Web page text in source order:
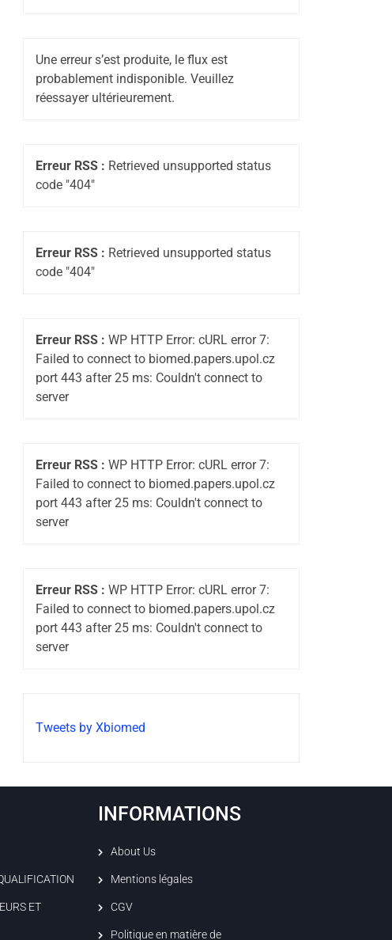
Une erreur s’est produite, le flux est
probablement indisponible. Veuillez
réessayer ultérieurement.
Erreur RSS : Retrieved unsupported status
code "404"
Erreur RSS : Retrieved unsupported status
code "404"
Erreur RSS : WP HTTP Error: cURL error 7:
Failed to connect to biomed.papers.upol.cz
port 443 after 25 ms: Couldn't connect to
server
Erreur RSS : WP HTTP Error: cURL error 7:
Failed to connect to biomed.papers.upol.cz
port 443 after 25 ms: Couldn't connect to
server
Erreur RSS : WP HTTP Error: cURL error 7:
Failed to connect to biomed.papers.upol.cz
port 443 after 25 ms: Couldn't connect to
server
Tweets by Xbiomed
ET
INFORMATIONS
About Us
Mentions légales
CGV
Politique en matière de